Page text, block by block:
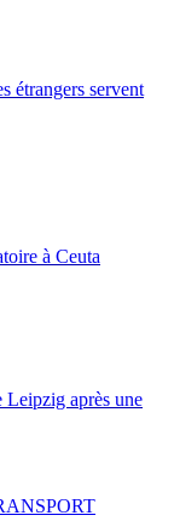
étrangers servent
à Ceuta
Leipzig après une